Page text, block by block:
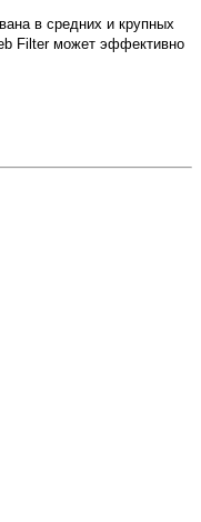
в средних и крупных
Filter может эффективно